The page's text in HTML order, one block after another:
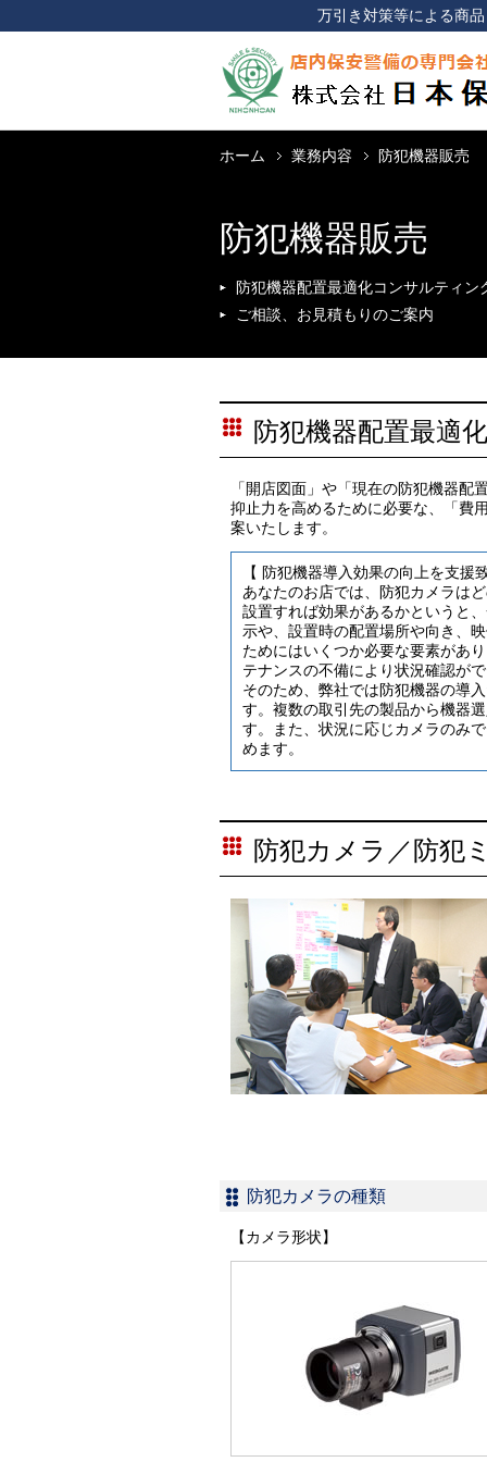
万引き対策等による商
ホーム 業務内容 防犯機器販売
防犯機器販売
防犯機器配置最適化コンサルティン
ご相談、お見積もりのご案内
防犯機器配置最適
「開店図面」や「現在の防犯機器
抑止力を高めるために必要な、「費
案いたします。
【 防犯機器導入効果の向上を支援
あなたのお店では、防犯カメラは
設置すれば効果があるかというと
示や、設置時の配置場所や向き、
ためにはいくつか必要な要素があ
テナンスの不備により状況確認が
そのため、弊社では防犯機器の導
す。複数の取引先の製品から機器
す。また、状況に応じカメラのみ
めます。
防犯カメラ／防犯
防犯カメラの種類
【カメラ形状】